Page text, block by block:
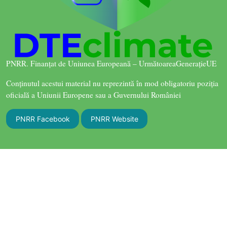
PNRR. Finanțat de Uniunea Europeană – UrmătoareaGenerațieUE
Conținutul acestui material nu reprezintă în mod obligatoriu poziția
oficială a Uniunii Europene sau a Guvernului României
PNRR Facebook PNRR Website